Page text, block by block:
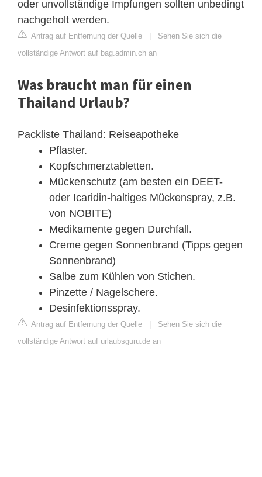
oder unvollständige Impfungen sollten unbedingt
nachgeholt werden.
Antrag auf Entfernung der Quelle | Sehen Sie sich die
vollständige Antwort auf bag.admin.ch an
Was braucht man für einen
Thailand Urlaub?
Packliste Thailand: Reiseapotheke
Pflaster.
Kopfschmerztabletten.
Mückenschutz (am besten ein DEET-
oder Icaridin-haltiges Mückenspray, z.B.
von NOBITE)
Medikamente gegen Durchfall.
Creme gegen Sonnenbrand (Tipps gegen
Sonnenbrand)
Salbe zum Kühlen von Stichen.
Pinzette / Nagelschere.
Desinfektionsspray.
Antrag auf Entfernung der Quelle | Sehen Sie sich die
vollständige Antwort auf urlaubsguru.de an